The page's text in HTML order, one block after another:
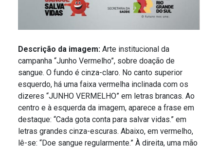
Descrição da imagem:Arte institucional da
campanha “Junho Vermelho”, sobre doação de
sangue. O fundo é cinza-claro. No canto superior
esquerdo, há uma faixa vermelha inclinada com os
dizeres “JUNHO VERMELHO” em letras brancas. Ao
centro e à esquerda da imagem, aparece a frase em
destaque: “Cada gota conta para salvar vidas.” em
letras grandes cinza-escuras. Abaixo, em vermelho,
lê-se: “Doe sangue regularmente.” À direita, uma mão